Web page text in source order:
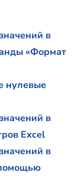
в
«Формат
нулевые
в
Excel
в